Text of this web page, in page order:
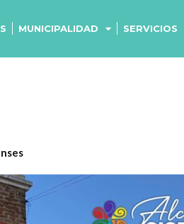
MUNICIPALIDAD SERVICIOS